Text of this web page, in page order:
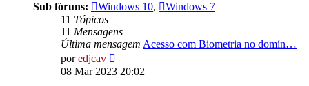
Sub fóruns:
Windows 10,
Windows 7
11 Tópicos
11 Mensagens
Última mensagem Acesso com Biometria no domín…
poredjcav
última
08 Mar 2023 20:02